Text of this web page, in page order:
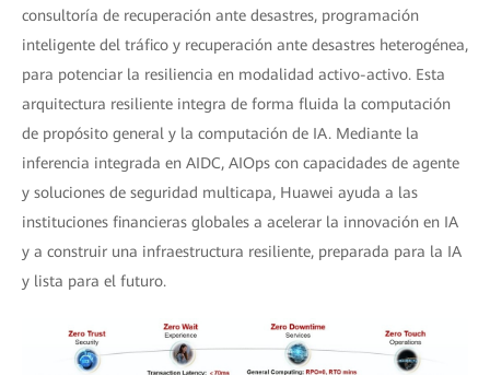
consultoría de recuperación ante desastres, programación
inteligente del tráfico y recuperación ante desastres heterogénea,
para potenciar la resiliencia en modalidad activo-activo. Esta
arquitectura resiliente integra de forma fluida la computación
de propósito general y la computación de IA. Mediante la
inferencia integrada en AIDC, AIOps con capacidades de agente
y soluciones de seguridad multicapa, Huawei ayuda a las
instituciones financieras globales a acelerar la innovación en IA
y a construir una infraestructura resiliente, preparada para la IA
y lista para el futuro.